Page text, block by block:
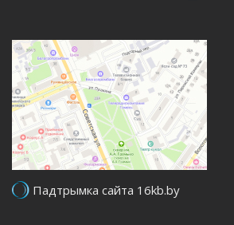
Падтрымка сайта 16kb.by